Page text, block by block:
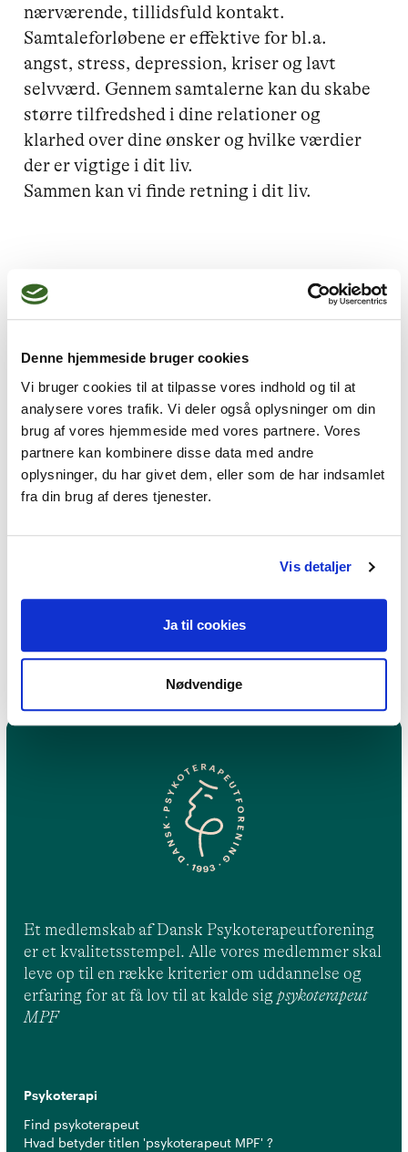
Denne hjemmeside bruger cookies
Vi bruger cookies til at tilpasse vores indhold og til at
analysere vores trafik. Vi deler også oplysninger om din
brug af vores hjemmeside med vores partnere. Vores
partnere kan kombinere disse data med andre
oplysninger, du har givet dem, eller som de har indsamlet
fra din brug af deres tjenester.
Vis detaljer
Ja til cookies
Nødvendige
nærværende, tillidsfuld kontakt.
Samtaleforløbene er effektive for bl.a.
angst, stress, depression, kriser og lavt
selvværd. Gennem samtalerne kan du skabe
større tilfredshed i dine relationer og
klarhed over dine ønsker og hvilke værdier
der er vigtige i dit liv.
Sammen kan vi finde retning i dit liv.
Jeg kan hjælpe dig med
Angst, Lavt selvværd,
Mistrivsel hos børn og unge,
Skam og skyld, Livskriser
Jeg praktiserer følgende
terapiformer
Emotionsfokuseret terapi,
Oplevelsesorienteret terapi
Et medlemskab af Dansk Psykoterapeutforening
er et kvalitetsstempel. Alle vores medlemmer skal
leve op til en række kriterier om uddannelse og
erfaring for at få lov til at kalde sig psykoterapeut
MPF
Psykoterapi
Find psykoterapeut
Hvad betyder titlen 'psykoterapeut MPF' ?